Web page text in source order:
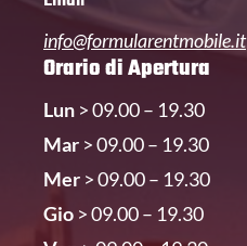
info@formularentmobile.it
Orario di Apertura
Lun > 09.00 – 19.30
Mar > 09.00 – 19.30
Mer > 09.00 – 19.30
Gio > 09.00 – 19.30